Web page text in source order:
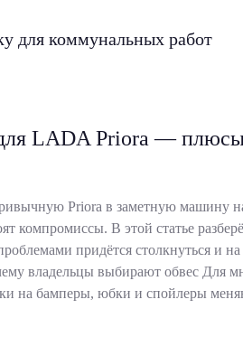
для коммунальных работ
LADA Priora —
Priora в заметную машину
компромиссы. В этой статье
придётся столкнуться и на
владельцы выбирают обвес Для
на бамперы, юбки и спойлеры